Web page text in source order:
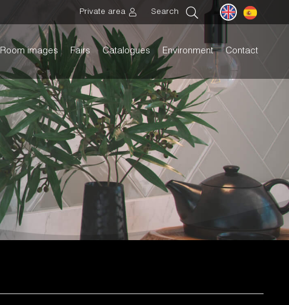
Private area Search
Room images Fairs Catalogues Environment Contact